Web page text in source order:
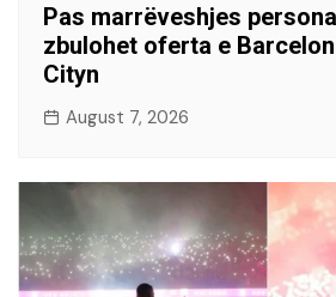
Pas marrëveshjes
zbulohet oferta e
Cityn
August 7, 2026